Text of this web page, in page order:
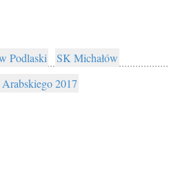
Podlaski
SK Michałów
2017